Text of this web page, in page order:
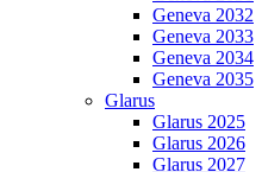
Geneva 2032
Geneva 2033
Geneva 2034
Geneva 2035
Glarus
Glarus 2025
Glarus 2026
Glarus 2027